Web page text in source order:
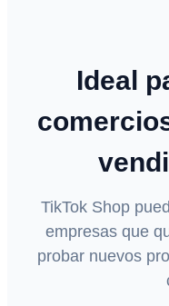
Ideal
TikTok Shop
empresas que
probar nuevos